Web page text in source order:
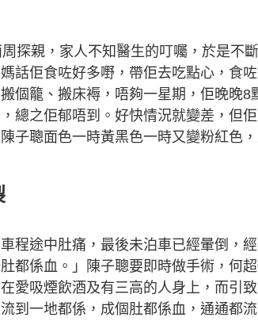
探親，家人不知醫生的叮囑，於是不
話佢食咗好多嘢，帶佢去吃點心，食
個籠、搬床褥，唔夠一星期，佢晚晚8
總之佢郁唔到。好快情況就變差，但
子聰面色一時黃黑色一時又變粉紅色
程途中肚痛，最後未泊車已經暈倒，
都係血。」陳子聰要即時做手術，何
愛吸煙飲酒及有三高的人身上，而引
到一地都係，成個肚都係血，通通都